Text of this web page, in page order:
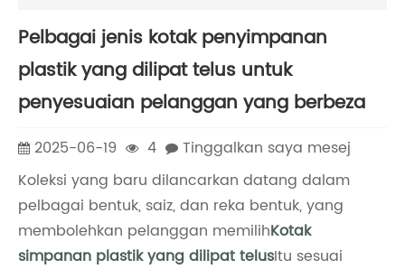
Pelbagai jenis kotak penyimpanan
plastik yang dilipat telus untuk
penyesuaian pelanggan yang berbeza
2025-06-19 4
Tinggalkan saya mesej
Koleksi yang baru dilancarkan datang dalam
pelbagai bentuk, saiz, dan reka bentuk, yang
membolehkan pelanggan memilihKotak
simpanan plastik yang dilipat telusItu sesuai